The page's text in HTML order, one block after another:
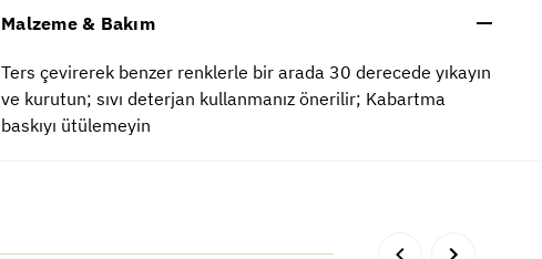
Malzeme & Bakım
Ters çevirerek benzer renklerle bir arada 30 derecede yıkayın
ve kurutun; sıvı deterjan kullanmanız önerilir; Kabartma
baskıyı ütülemeyin